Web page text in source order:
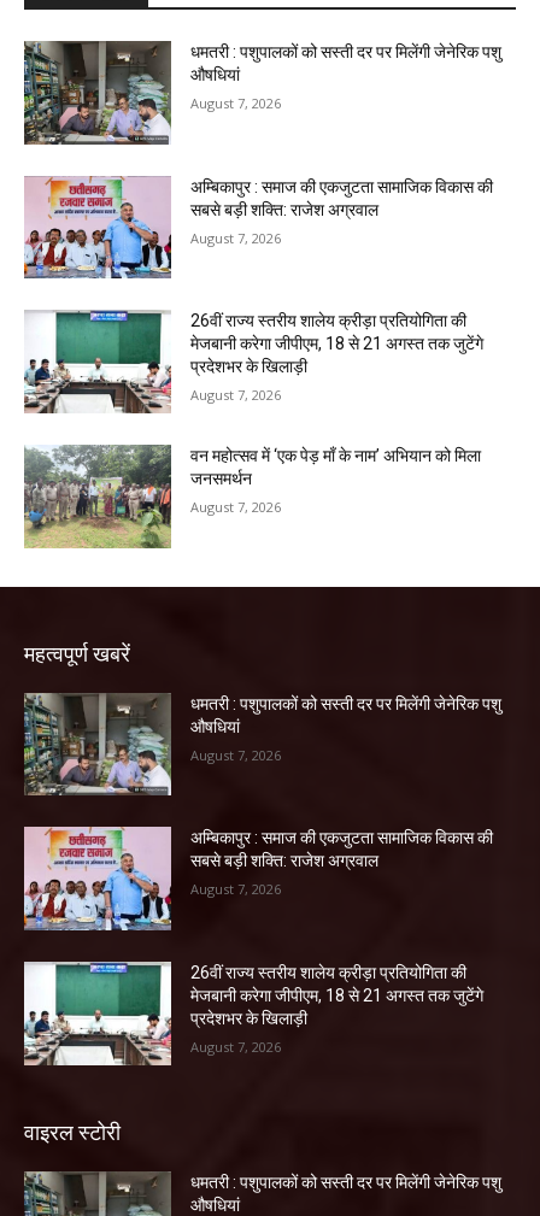
धमतरी : पशुपालकों को सस्ती दर पर मिलेंगी जेनेरिक पशु
औषधियां
August 7, 2026
अम्बिकापुर : समाज की एकजुटता सामाजिक विकास की
सबसे बड़ी शक्ति: राजेश अग्रवाल
August 7, 2026
26वीं राज्य स्तरीय शालेय क्रीड़ा प्रतियोगिता की
मेजबानी करेगा जीपीएम, 18 से 21 अगस्त तक जुटेंगे
प्रदेशभर के खिलाड़ी
August 7, 2026
वन महोत्सव में ‘एक पेड़ माँ के नाम’ अभियान को मिला
जनसमर्थन
August 7, 2026
महत्वपूर्ण खबरें
धमतरी : पशुपालकों को सस्ती दर पर मिलेंगी जेनेरिक पशु
औषधियां
August 7, 2026
अम्बिकापुर : समाज की एकजुटता सामाजिक विकास की
सबसे बड़ी शक्ति: राजेश अग्रवाल
August 7, 2026
26वीं राज्य स्तरीय शालेय क्रीड़ा प्रतियोगिता की
मेजबानी करेगा जीपीएम, 18 से 21 अगस्त तक जुटेंगे
प्रदेशभर के खिलाड़ी
August 7, 2026
वाइरल स्टोरी
धमतरी : पशुपालकों को सस्ती दर पर मिलेंगी जेनेरिक पशु
औषधियां